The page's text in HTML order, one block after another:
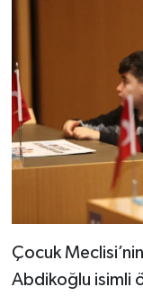
Çocuk
Abdikoğlu isimli